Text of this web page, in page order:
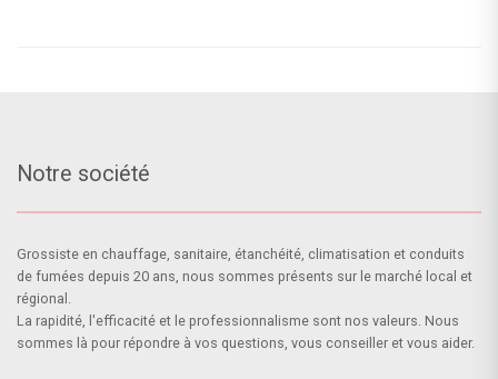
Notre société
Grossiste en chauffage, sanitaire, étanchéité, climatisation et conduits
de fumées depuis 20 ans, nous sommes présents sur le marché local et
régional.
La rapidité, l'efficacité et le professionnalisme sont nos valeurs. Nous
sommes là pour répondre à vos questions, vous conseiller et vous aider.